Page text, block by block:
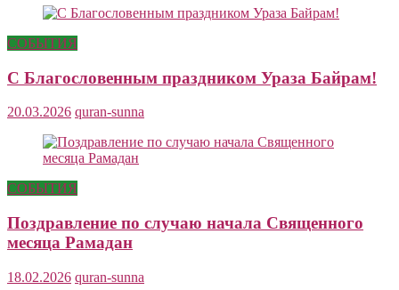
СОБЫТИЯ
С Благословенным праздником Ураза Байрам!
20.03.2026 quran-sunna
СОБЫТИЯ
Поздравление по случаю начала Священного
месяца Рамадан
18.02.2026 quran-sunna